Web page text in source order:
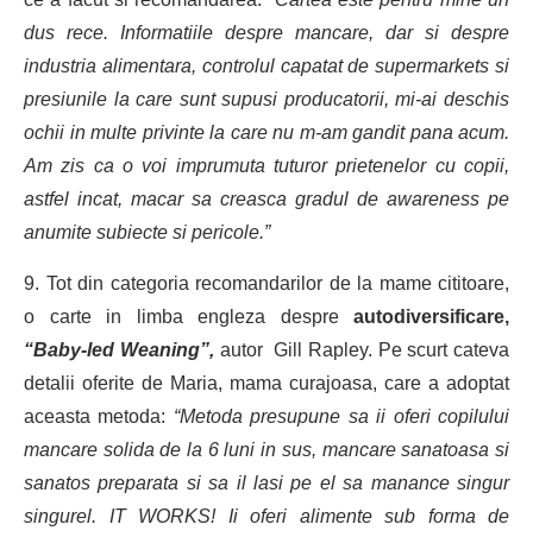
dus rece. Informatiile despre mancare, dar si despre
industria alimentara, controlul capatat de supermarkets si
presiunile la care sunt supusi producatorii, mi-ai deschis
ochii in multe privinte la care nu m-am gandit pana acum.
Am zis ca o voi imprumuta tuturor prietenelor cu copii,
astfel incat, macar sa creasca gradul de awareness pe
anumite subiecte si pericole.”
9. Tot din categoria recomandarilor de la mame cititoare,
o carte in limba engleza despre autodiversificare,
“Baby-led Weaning”, autor Gill Rapley. Pe scurt cateva
detalii oferite de Maria, mama curajoasa, care a adoptat
aceasta metoda: “Metoda presupune sa ii oferi copilului
mancare solida de la 6 luni in sus, mancare sanatoasa si
sanatos preparata si sa il lasi pe el sa manance singur
singurel. IT WORKS! Ii oferi alimente sub forma de